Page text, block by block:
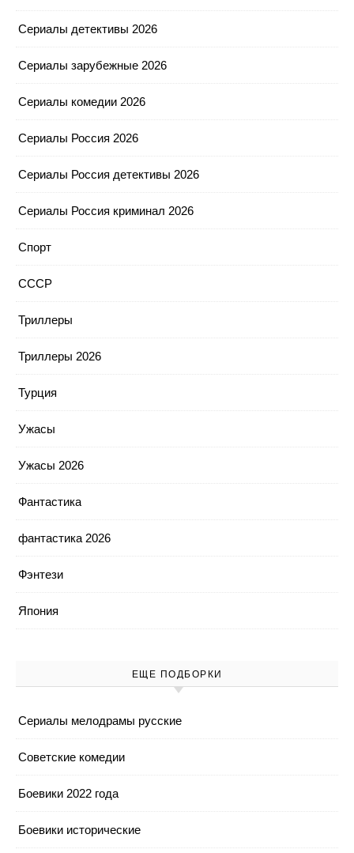
Сериалы детективы 2026
Сериалы зарубежные 2026
Сериалы комедии 2026
Сериалы Россия 2026
Сериалы Россия детективы 2026
Сериалы Россия криминал 2026
Спорт
СССР
Триллеры
Триллеры 2026
Турция
Ужасы
Ужасы 2026
Фантастика
фантастика 2026
Фэнтези
Япония
ЕЩЕ ПОДБОРКИ
Cериалы мелодрамы русские
Cоветские комедии
Боевики 2022 года
Боевики исторические